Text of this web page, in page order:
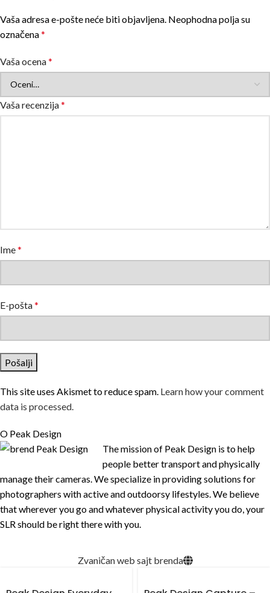
Vaša adresa e-pošte neće biti objavljena. Neophodna polja su
označena*
Vaša ocena*
Vaša recenzija*
Ime*
E-pošta*
This site uses Akismet to reduce spam. Learn how your comment
data is processed.
O Peak Design
The mission of Peak Design is to help
people better transport and physically
manage their cameras. We specialize in providing solutions for
photographers with active and outdoorsy lifestyles. We believe
that wherever you go and whatever physical activity you do, your
SLR should be right there with you.
Zvaničan web sajt brenda